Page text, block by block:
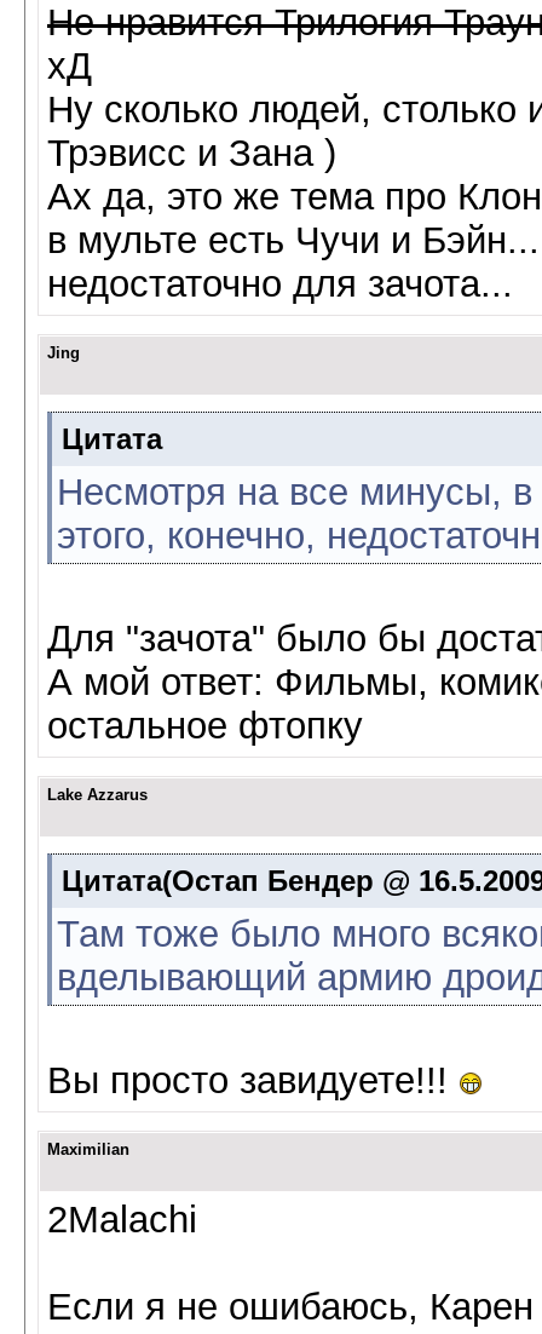
Не нравится Трилогия
хД
Ну сколько людей,
Трэвисс и Зана )
Ах да, это же тема про
в мульте есть Чучи и
недостаточно для зачота...
Jing
Цитата
Несмотря на все минусы,
этого, конечно,
Для "зачота" было бы
А мой ответ: Фильмы,
остальное фтопку
Lake Azzarus
Цитата(Остап Бендер @
Там тоже было много
вделывающий армию
Вы просто завидуете!!!
Maximilian
2Malachi
Если я не ошибаюсь,